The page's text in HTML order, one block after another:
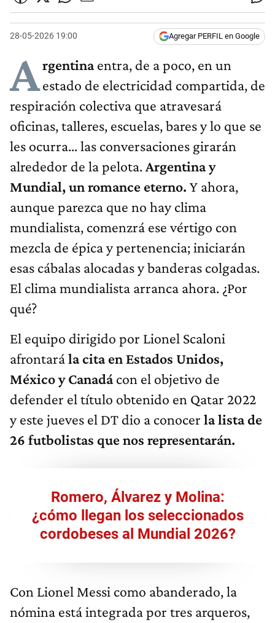
28-05-2026 19:00 Agregar PERFIL en Google
Argentinaentra, de a poco, en un
estado de electricidad compartida, de
respiración colectiva que atravesará
oficinas, talleres, escuelas, bares y lo que se
les ocurra... las conversaciones girarán
alrededor de la pelota.Argentina y
Mundial, un romance eterno. Y ahora,
aunque parezca que no hay clima
mundialista, comenzrá ese vértigo con
mezcla de épica y pertenencia; iniciarán
esas cábalas alocadas y banderas colgadas.
El clima mundialista arranca ahora. ¿Por
qué?
El equipo dirigido por Lionel Scaloni
afrontarála cita en Estados Unidos,
México y Canadácon el objetivo de
defender el título obtenido en Qatar 2022
y este jueves el DT dio a conocer la lista de
26 futbolistas que nos representarán.
Romero, Álvarez y Molina:
¿cómo llegan los seleccionados
cordobeses al Mundial 2026?
Con Lionel Messi como abanderado, la
nómina está integrada por tres arqueros,